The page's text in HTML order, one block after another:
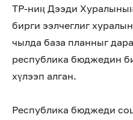
ТР-ниң Дээди
бирги ээлчеглиг
чылда база планныг
республика бюджедин
хүлээп алган.
Республика бюджеди